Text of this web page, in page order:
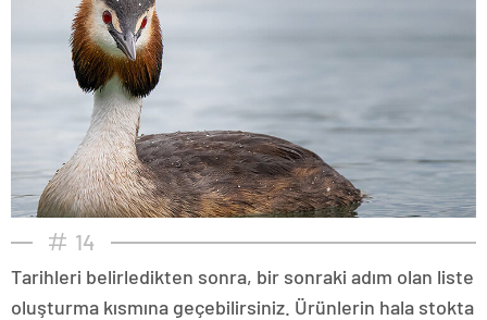
14
Tarihleri belirledikten sonra, bir sonraki adım olan liste
oluşturma kısmına geçebilirsiniz. Ürünlerin hala stokta